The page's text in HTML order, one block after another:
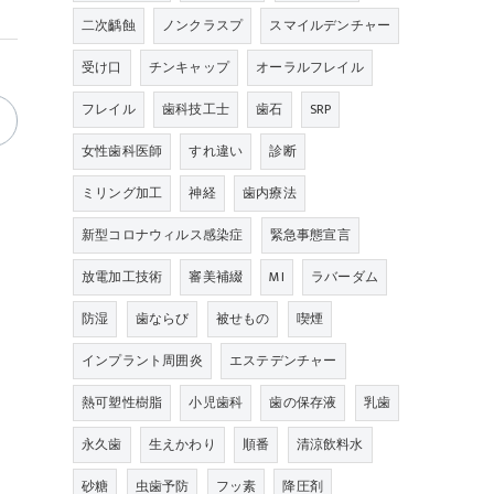
二次齲蝕
ノンクラスプ
スマイルデンチャー
受け口
チンキャップ
オーラルフレイル
フレイル
歯科技工士 歯石
SRP
女性歯科医師
すれ違い
診断
ミリング加工
神経
歯内療法
新型コロナウィルス感染症
緊急事態宣言
放電加工技術
審美補綴 MI
ラバーダム
防湿
歯ならび 被せもの
喫煙
インプラント周囲炎
エステデンチャー
熱可塑性樹脂
小児歯科 歯の保存液
乳歯
永久歯
生えかわり 順番
清涼飲料水
砂糖
虫歯予防 フッ素
降圧剤